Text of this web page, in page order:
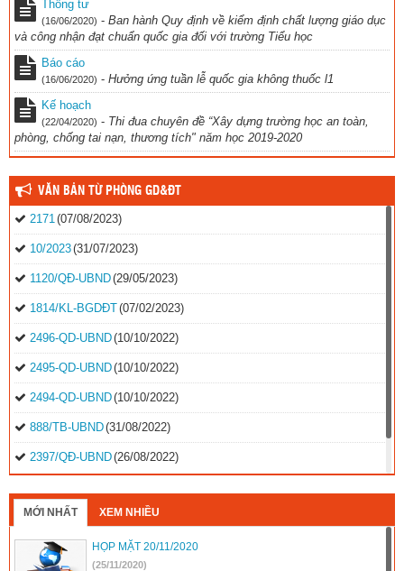
Thông tư
(16/06/2020) - Ban hành Quy định về kiểm định chất lượng giáo dục
và công nhận đạt chuẩn quốc gia đối với trường Tiểu học
Báo cáo
(16/06/2020) - Hưởng ứng tuần lễ quốc gia không thuốc l1
Kế hoạch
(22/04/2020) - Thi đua chuyên đề “Xây dựng trường học an toàn,
phòng, chống tai nạn, thương tích" năm học 2019-2020
VĂN BẢN TỪ PHÒNG GD&ĐT
2171 (07/08/2023)
10/2023(31/07/2023)
1120/QĐ-UBND(29/05/2023)
1814/KL-BGDĐT(07/02/2023)
2496-QD-UBND(10/10/2022)
2495-QD-UBND(10/10/2022)
2494-QD-UBND(10/10/2022)
888/TB-UBND(31/08/2022)
2397/QĐ-UBND(26/08/2022)
MỚI NHẤT XEM NHIỀU
HỌP MẶT 20/11/2020
(25/11/2020)